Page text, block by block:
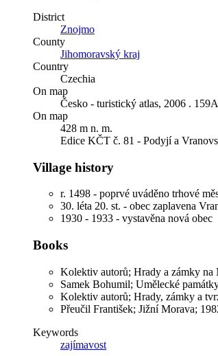
District
Znojmo
County
Jihomoravský kraj
Country
Czechia
On map
Česko - turistický atlas, 2006 . 159A
On map
428 m n. m.
Edice KČT č. 81 - Podyjí a
Village history
r. 1498 - poprvé uváděno trhové
30. léta 20. st. - obec zaplavena
1930 - 1933 - vystavěna nová obec
Books
Kolektiv autorů; Hrady a zámky na
Samek Bohumil; Umělecké
Kolektiv autorů; Hrady, zámky a
Přeučil František; Jižní Morava;
Keywords
zajímavost